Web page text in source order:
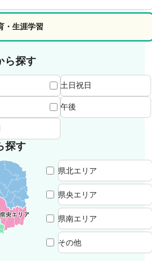
・生涯学習
ら探す
土日祝日
午後
探す
県北エリア
県央エリア
県南エリア
その他